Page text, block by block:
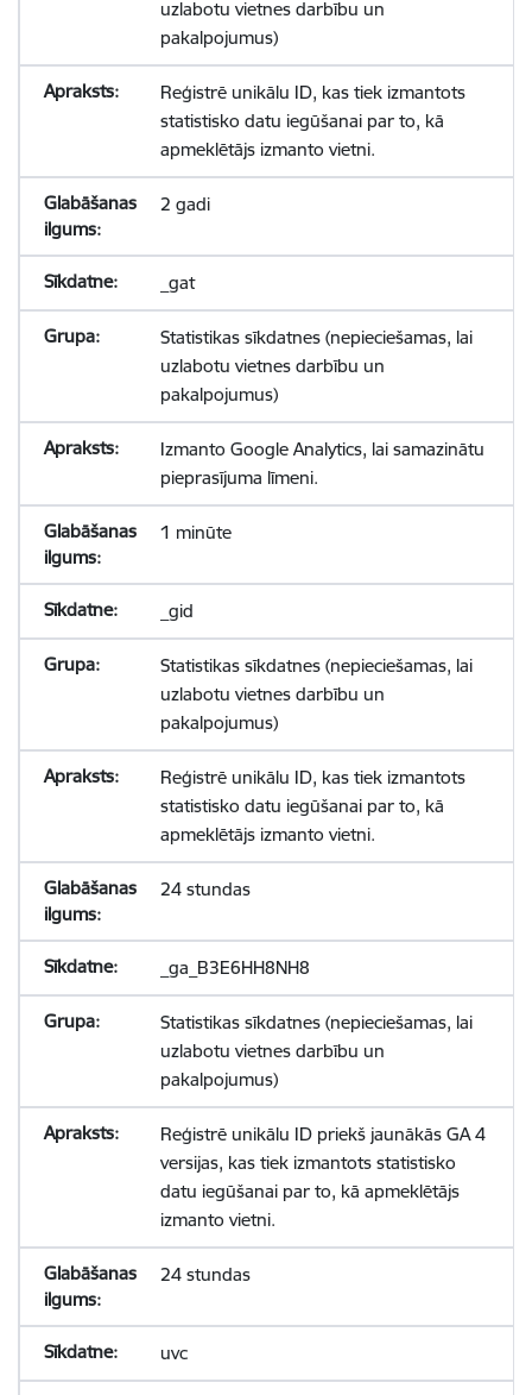
uzlabotu vietnes darbību un
pakalpojumus)
Reģistrē unikālu ID, kas tiek izmantots
statistisko datu iegūšanai par to, kā
apmeklētājs izmanto vietni.
2 gadi
_gat
Statistikas sīkdatnes (nepieciešamas, lai
uzlabotu vietnes darbību un
pakalpojumus)
Izmanto Google Analytics, lai samazinātu
pieprasījuma līmeni.
1 minūte
_gid
Statistikas sīkdatnes (nepieciešamas, lai
uzlabotu vietnes darbību un
pakalpojumus)
Reģistrē unikālu ID, kas tiek izmantots
statistisko datu iegūšanai par to, kā
apmeklētājs izmanto vietni.
24 stundas
_ga_B3E6HH8NH8
Statistikas sīkdatnes (nepieciešamas, lai
uzlabotu vietnes darbību un
pakalpojumus)
Reģistrē unikālu ID priekš jaunākās GA 4
versijas, kas tiek izmantots statistisko
datu iegūšanai par to, kā apmeklētājs
izmanto vietni.
24 stundas
uvc